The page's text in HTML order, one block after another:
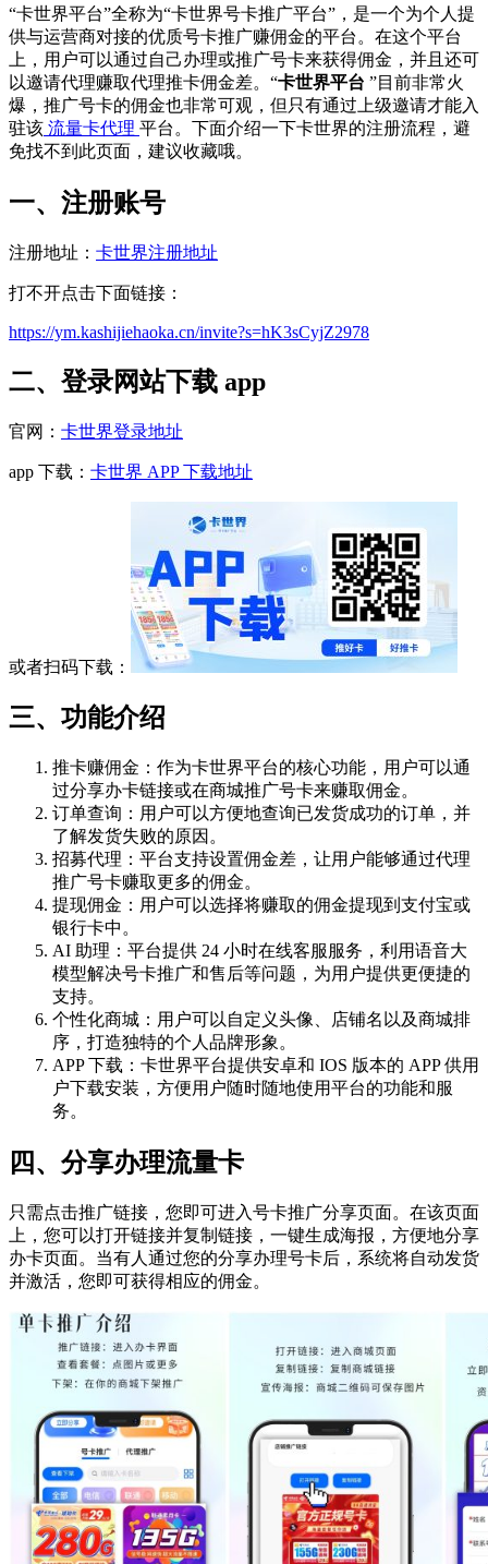
“卡世界平台”全称为“卡世界号卡推广平台”，是一个为个人提
供与运营商对接的优质号卡推广赚佣金的平台。在这个平台
上，用户可以通过自己办理或推广号卡来获得佣金，并且还可
以邀请代理赚取代理推卡佣金差。“卡世界平台 ”目前非常火
爆，推广号卡的佣金也非常可观，但只有通过上级邀请才能入
驻该 流量卡代理 平台。下面介绍一下卡世界的注册流程，避
免找不到此页面，建议收藏哦。
一、注册账号
注册地址： 卡世界注册地址
打不开点击下面链接：
https://ym.kashijiehaoka.cn/invite?s=hK3sCyjZ2978
二、登录网站下载 app
官网： 卡世界登录地址
app 下载： 卡世界 APP 下载地址
或者扫码下载：
三、功能介绍
推卡赚佣金：作为卡世界平台的核心功能，用户可以通
过分享办卡链接或在商城推广号卡来赚取佣金。
订单查询：用户可以方便地查询已发货成功的订单，并
了解发货失败的原因。
招募代理：平台支持设置佣金差，让用户能够通过代理
推广号卡赚取更多的佣金。
提现佣金：用户可以选择将赚取的佣金提现到支付宝或
银行卡中。
AI 助理：平台提供 24 小时在线客服服务，利用语音大
模型解决号卡推广和售后等问题，为用户提供更便捷的
支持。
个性化商城：用户可以自定义头像、店铺名以及商城排
序，打造独特的个人品牌形象。
APP 下载：卡世界平台提供安卓和 IOS 版本的 APP 供用
户下载安装，方便用户随时随地使用平台的功能和服
务。
四、分享办理流量卡
只需点击推广链接，您即可进入号卡推广分享页面。在该页面
上，您可以打开链接并复制链接，一键生成海报，方便地分享
办卡页面。当有人通过您的分享办理号卡后，系统将自动发货
并激活，您即可获得相应的佣金。